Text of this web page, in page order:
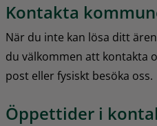
Kontakta
När du inte kan lösa ditt
du välkommen att kontakta
post eller fysiskt besöka oss.
Öppettider i